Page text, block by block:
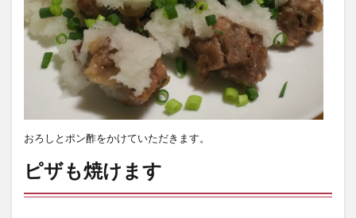
おろしとポン酢をかけていただきます。
ピザも焼けます